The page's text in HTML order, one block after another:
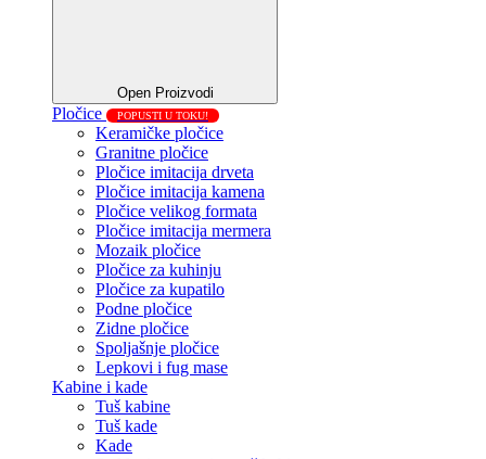
Open Proizvodi
Pločice POPUSTI U TOKU!
Keramičke pločice
Granitne pločice
Pločice imitacija drveta
Pločice imitacija kamena
Pločice velikog formata
Pločice imitacija mermera
Mozaik pločice
Pločice za kuhinju
Pločice za kupatilo
Podne pločice
Zidne pločice
Spoljašnje pločice
Lepkovi i fug mase
Kabine i kade
Tuš kabine
Tuš kade
Kade